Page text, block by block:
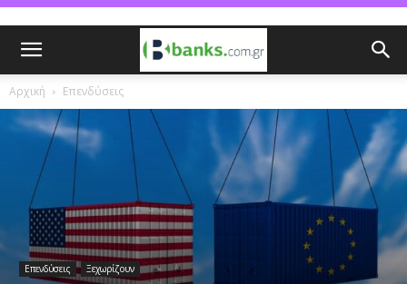
Αρχική Επενδύσεις
Επενδύσεις Ξεχωρίζουν